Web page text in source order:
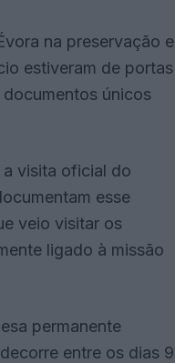
na preservação e
estiveram de portas
únicos
visita oficial do
esse
veio visitar os
ligado à missão
permanente
entre os dias 9